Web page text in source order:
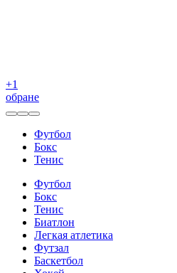
+1
обране
Футбол
Бокс
Тенис
Футбол
Бокс
Тенис
Биатлон
Легкая атлетика
Футзал
Баскетбол